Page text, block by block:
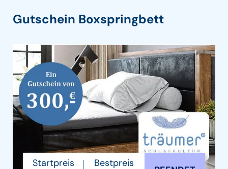
Gutschein Boxspringbett
Startpreis
Bestpreis